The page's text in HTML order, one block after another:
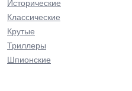
Исторические
Классические
Крутые
Триллеры
Шпионские